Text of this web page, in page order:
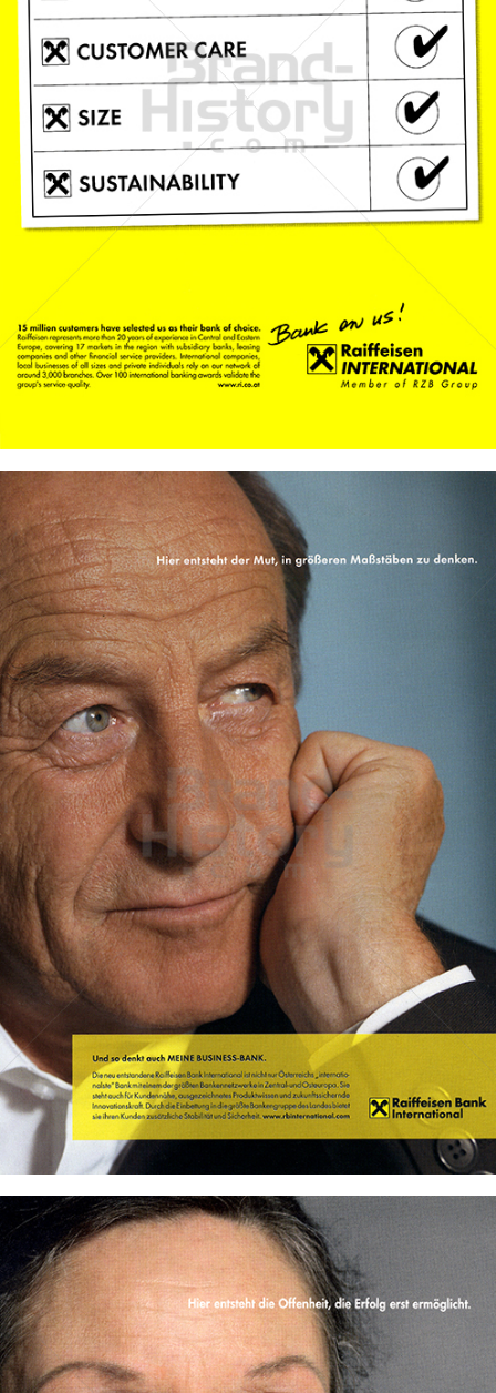
Raiffeisen Bank International
Raiffeisen Bankengruppe Österreich
2010
Raiffeisen Bank International
Raiffeisen Bankengruppe Österreich
2010
Bild-ID: 69572